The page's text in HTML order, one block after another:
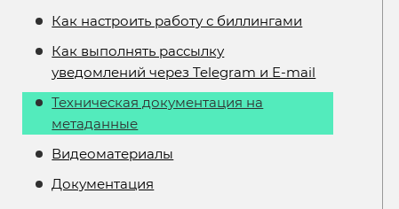
Как настроить работу с биллингами
Как выполнять рассылку
уведомлений через Telegram и E-mail
Техническая документация на
метаданные
Видеоматериалы
Документация